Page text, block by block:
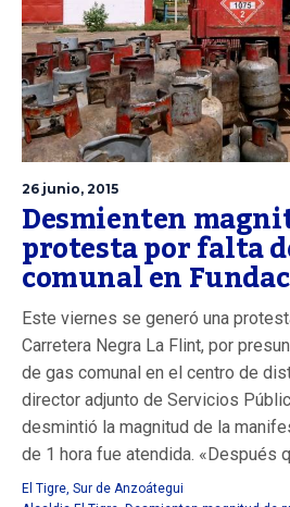
26 junio, 2015
Desmienten
protesta por falta
comunal en
Este viernes se generó una
Carretera Negra La Flint, por
de gas comunal en el centro de
director adjunto de Servicios
desmintió la magnitud de la
de 1 hora fue atendida. «Después
El Tigre Sur de Anzoátegui